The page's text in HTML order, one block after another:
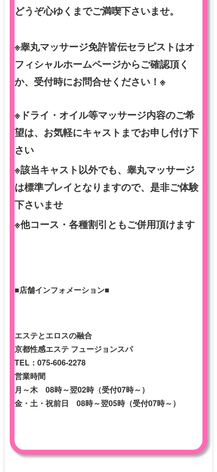
どうぞ心ゆくまでご満喫下さいませ。
※睾丸マッサージ免許皆伝セラピストはオ
フィシャルホームページからご確認頂く
か、受付時にお問合せください！※
※ドライ・オイル等マッサージ内容のご希
望は、お気軽にキャストまでお申し付け下
さい
※該当キャスト以外でも、睾丸マッサージ
は標準プレイとなりますので、是非ご体験
下さいませ
※他コース・各種割引ともご併用頂けます
■店舗インフォメーション■
エステとエロスの融合
京都性感エステ フュージョンスパ
TEL：075-606-2278
営業時間
月～木 08時～翌02時（受付07時～）
金・土・祝前日 08時～翌05時（受付07時～）